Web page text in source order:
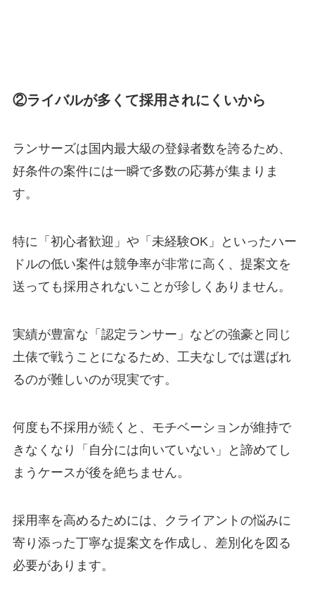
②ライバルが多くて採用されにくいから
ランサーズは国内最大級の登録者数を誇るため、
好条件の案件には一瞬で多数の応募が集まりま
す。
特に「初心者歓迎」や「未経験OK」といったハー
ドルの低い案件は競争率が非常に高く、提案文を
送っても採用されないことが珍しくありません。
実績が豊富な「認定ランサー」などの強豪と同じ
土俵で戦うことになるため、工夫なしでは選ばれ
るのが難しいのが現実です。
何度も不採用が続くと、モチベーションが維持で
きなくなり「自分には向いていない」と諦めてし
まうケースが後を絶ちません。
採用率を高めるためには、クライアントの悩みに
寄り添った丁寧な提案文を作成し、差別化を図る
必要があります。